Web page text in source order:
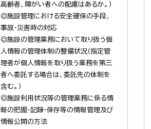
高齢者、障がい者への配慮はあるか。）
◎施設管理における安全確保の手段、
事故・災害時の対応
◎施設の管理業務において取り扱う個
人情報の管理体制の整備状況（指定管
理者が個人情報を取り扱う業務を第三
者へ委託する場合は、委託先の体制を
含む。）
◎施設利用状況等の管理業務に係る情
報の把握・記録・保存等の情報管理及び
情報公開の方法